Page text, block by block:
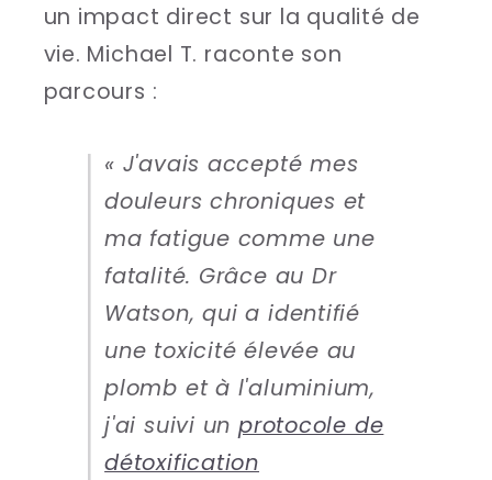
un impact direct sur la qualité de
vie. Michael T. raconte son
parcours :
« J'avais accepté mes
douleurs chroniques et
ma fatigue comme une
fatalité. Grâce au Dr
Watson, qui a identifié
une toxicité élevée au
plomb et à l'aluminium,
j'ai suivi unprotocole de
détoxification